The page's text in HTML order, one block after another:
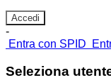
-
Entra con SPID
Seleziona